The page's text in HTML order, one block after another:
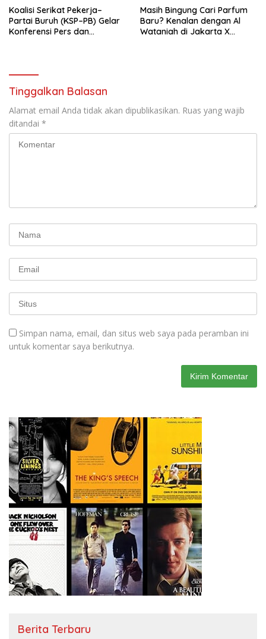
Koalisi Serikat Pekerja–
Partai Buruh (KSP–PB) Gelar
Konferensi Pers dan
RUU Ketenagakerjaan Baru.
Masih Bingung Cari Parfum
Baru? Kenalan dengan Al
Wataniah di Jakarta X
Tinggalkan Balasan
Alamat email Anda tidak akan dipublikasikan. Ruas yang wajib
ditandai *
Simpan nama, email, dan situs web saya pada peramban ini
untuk komentar saya berikutnya.
Berita Terbaru